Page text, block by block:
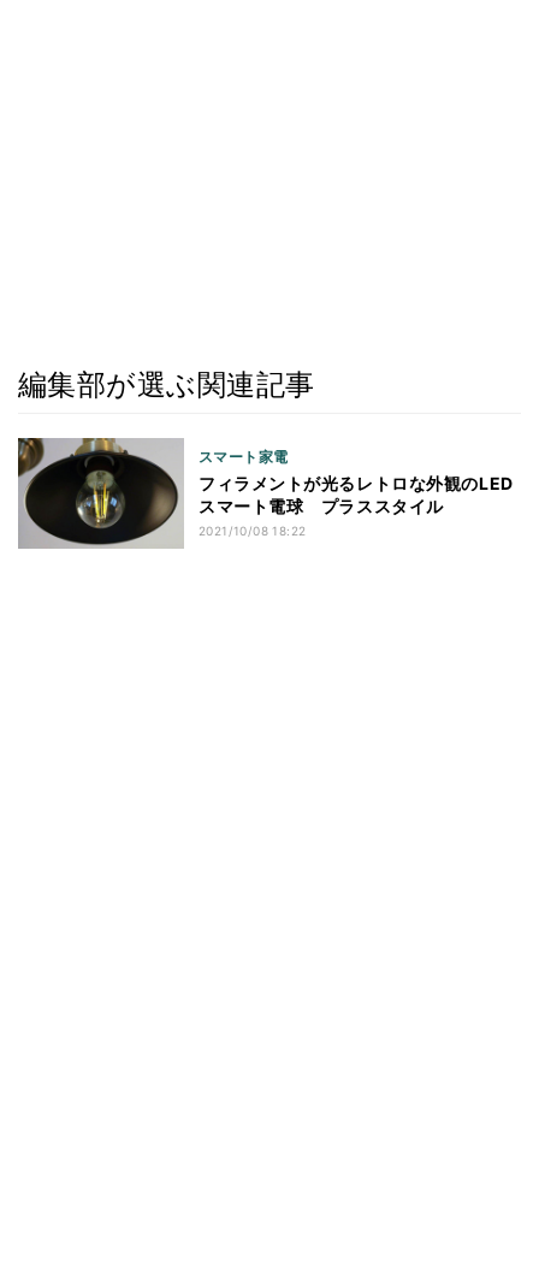
編集部が選ぶ関連記事
スマート家電
フィラメントが光るレトロな外観のLED
スマート電球 プラススタイル
2021/10/08 18:22